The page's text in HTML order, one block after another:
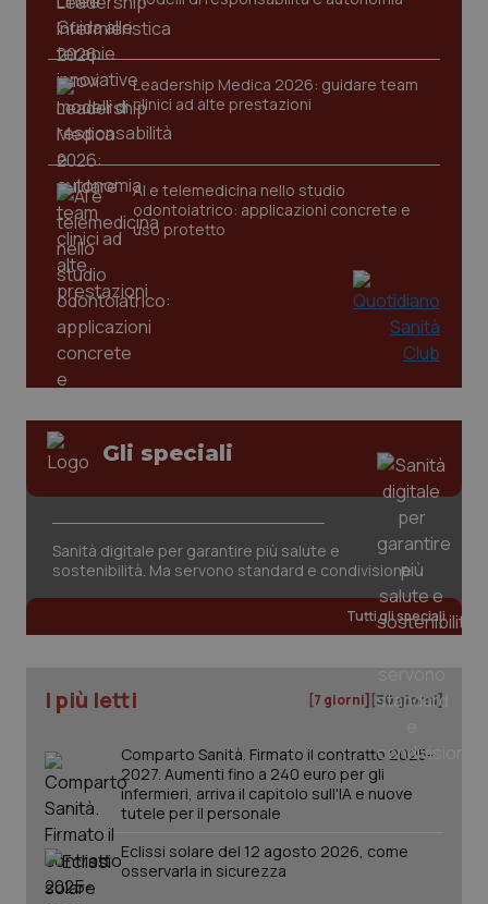
Leadership Medica 2026: guidare team
clinici ad alte prestazioni
AI e telemedicina nello studio
odontoiatrico: applicazioni concrete e
uso protetto
Gli speciali
Sanità digitale per garantire più salute e
sostenibilità. Ma servono standard e condivisione
Tutti gli speciali
I più letti [7 giorni] [30 giorni]
Comparto Sanità. Firmato il contratto 2025-
2027. Aumenti fino a 240 euro per gli
infermieri, arriva il capitolo sull'IA e nuove
tutele per il personale
Eclissi solare del 12 agosto 2026, come
osservarla in sicurezza
tracking-sites-ironfish-
tracking-enable
tracking-sites-ironfish-
www.quotidianosanita.it
.quotidianosanita.it
mese